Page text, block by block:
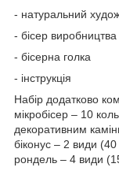
- натуральний
- бісер
- бісерна голка
- інструкція
Набір додатково
мікробісер – 10
декоративним
біконус – 2 види
рондель – 4 види